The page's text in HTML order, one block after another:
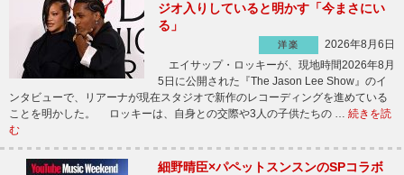
ジオ入りしていると明かす「今まさにい
る」
洋楽
2026年8月6日
エイサップ・ロッキーが、現地時間2026年8月
5日に公開された『The Jason Lee Show』のイ
ンタビューで、リアーナが現在スタジオで新作のレコーディングを進めている
ことを明かした。 ロッキーは、自身との交際や3人の子供たちの … 続きを読
む
細野晴臣×パペットスンスンのSPコラボ